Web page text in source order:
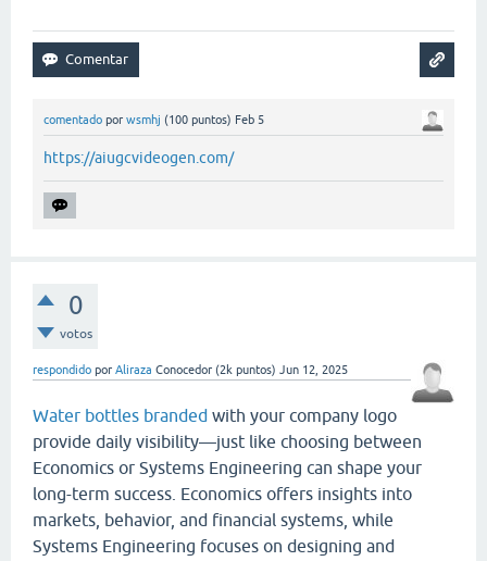
comentado por wsmhj (100 puntos) Feb 5
https://aiugcvideogen.com/
0
votos
respondido por Aliraza Conocedor (2k puntos) Jun 12, 2025
Water bottles branded with your company logo
provide daily visibility—just like choosing between
Economics or Systems Engineering can shape your
long-term success. Economics offers insights into
markets, behavior, and financial systems, while
Systems Engineering focuses on designing and